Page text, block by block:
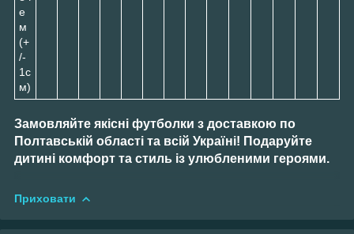
е
м
(+
/-
1с
м)
Замовляйте якісні футболки з доставкою по
Полтавській області та всій Україні! Подаруйте
дитині комфорт та стиль із улюбленими героями.
Приховати